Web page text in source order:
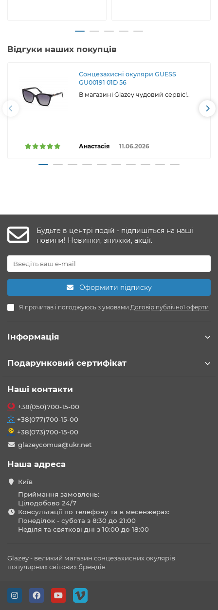
Відгуки наших покупців
Сонцезахисні окуляри GUESS
GU00191 01D 56
В магазині Glazey чудовий сервіс!..
Анастасія 11.06.2026
Будьте в центрі подій - підпишіться на наші
новини! Новинки, знижки, акції.
Оформити підписку
Я прочитав і погоджуюсь з умовами Договір публічної оферти
Інформація
Подарунковий сертифікат
Наші контакти
+38(050)700-15-00
+38(077)700-15-00
+38(073)700-15-00
glazeycomua@ukr.net
Наша адреса
Київ
Приймання замовлень:
Цілодобово 24/7
Консультації по телефону та в месенжерах:
Понеділок - субота з 8:30 до 21:00
Неділя та святкові дні з 10:00 до 18:00
Glazey - великий магазин сонцезахисних окулярів
популярних світових брендів